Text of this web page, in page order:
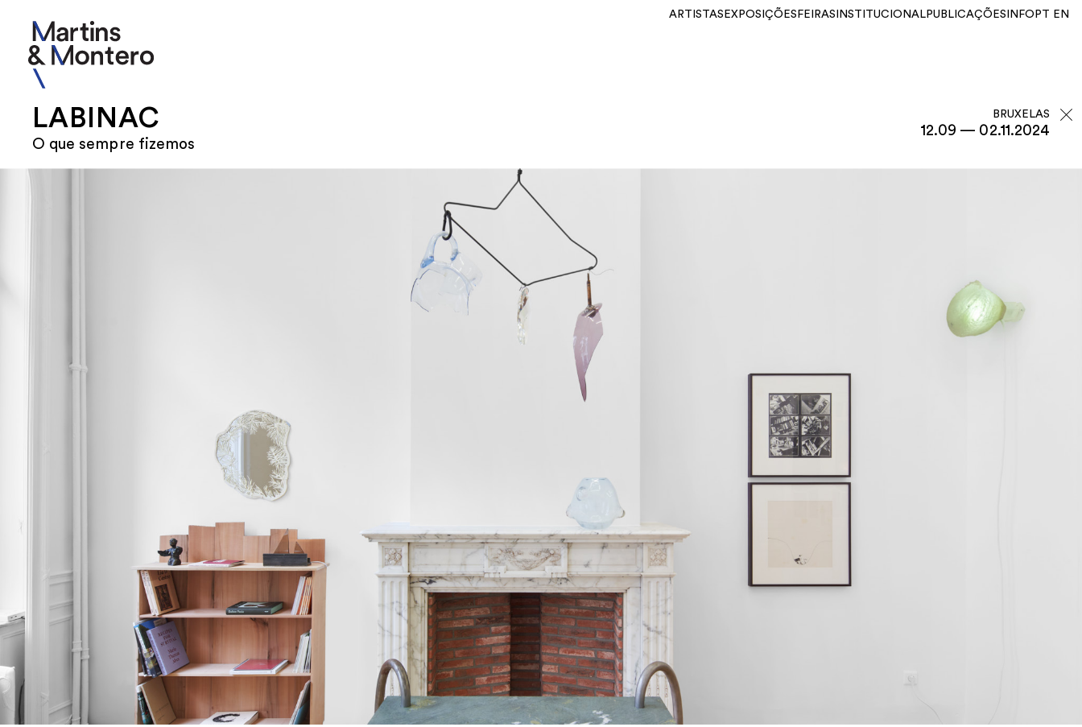
ARTISTAS EXPOSIÇÕES FEIRAS INSTITUCIONAL PUBLICAÇÕES INFO PT EN
LABINAC
O que sempre fizemos
BRUXELAS
12.09 — 02.11.2024